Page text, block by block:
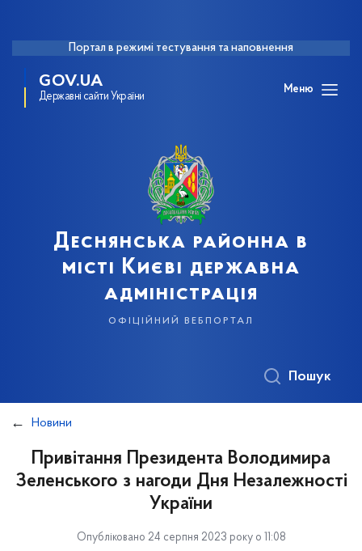
Портал в режимі тестування та наповнення
GOV.UA
Державні сайти України
Меню
Деснянська районна в
місті Києві державна
адміністрація
офіційний вебпортал
Пошук
Новини
Привітання Президента Володимира
Зеленського з нагоди Дня Незалежності
України
Опубліковано 24 серпня 2023 року о 11:08